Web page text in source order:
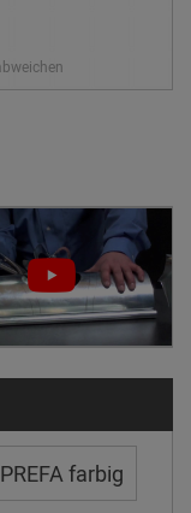
PREFA farbig